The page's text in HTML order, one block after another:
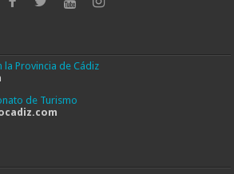
la Provincia de Cádiz
de Turismo